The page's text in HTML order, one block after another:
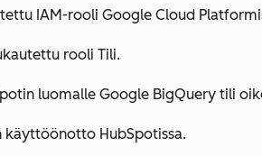
IAM-rooli Google Cloud
rooli Tili.
luomalle Google BigQuery tili
käyttöönotto HubSpotissa.